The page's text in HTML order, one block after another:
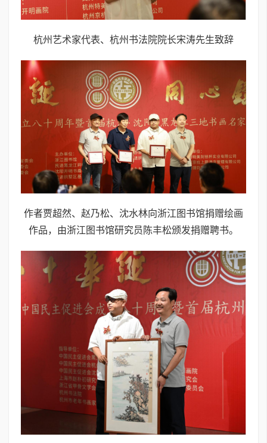
杭州艺术家代表、杭州书法院院长宋涛先生致辞
作者贾超然、赵乃松、沈水林向浙江图书馆捐赠绘画
作品，由浙江图书馆研究员陈丰松颁发捐赠聘书。